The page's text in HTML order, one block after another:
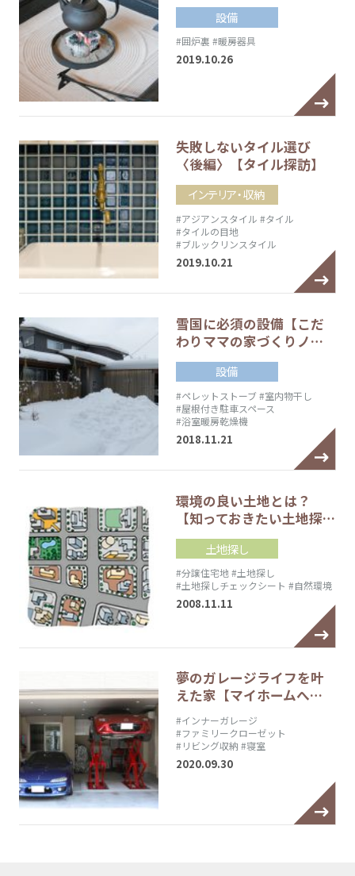
設備
#囲炉裏 #暖房器具
2019.10.26
失敗しないタイル選び
〈後編〉【タイル探訪】
インテリア・収納
#アジアンスタイル #タイル
#タイルの目地
#ブルックリンスタイル
2019.10.21
雪国に必須の設備【こだ
わりママの家づくりノ…
設備
#ペレットストーブ#室内物干し
#屋根付き駐車スペース
#浴室暖房乾燥機
2018.11.21
環境の良い土地とは？
【知っておきたい土地探…
土地探し
#分譲住宅地#土地探し
#土地探しチェックシート #自然環境
2008.11.11
夢のガレージライフを叶
えた家【マイホームへ…
#インナーガレージ
#ファミリークローゼット
#リビング収納 #寝室
2020.09.30